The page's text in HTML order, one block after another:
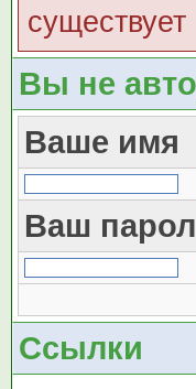
существует
Вы не
Ваше имя
Ваш
Ссылки